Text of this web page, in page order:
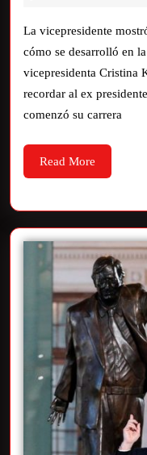
La vicepresidente
cómo se desarrolló en
vicepresidenta Cristina
recordar al ex
comenzó su carrera
Read More